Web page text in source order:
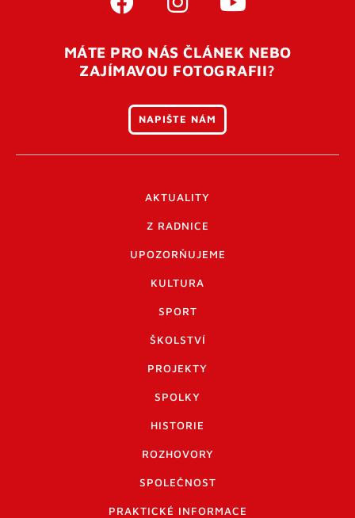
MÁTE PRO NÁS ČLÁNEK NEBO
ZAJÍMAVOU FOTOGRAFII?
NAPIŠTE NÁM
AKTUALITY
Z RADNICE
UPOZORŇUJEME
KULTURA
SPORT
ŠKOLSTVÍ
PROJEKTY
SPOLKY
HISTORIE
ROZHOVORY
SPOLEČNOST
PRAKTICKÉ INFORMACE